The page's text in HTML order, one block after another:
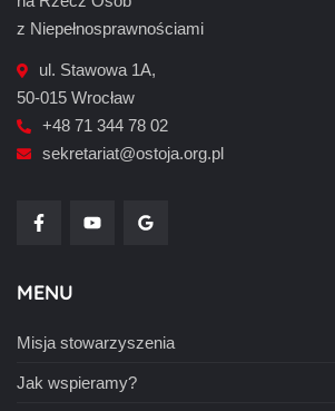
z Niepełnosprawnościami
ul. Stawowa 1A,
50-015 Wrocław
+48 71 344 78 02
sekretariat@ostoja.org.pl
MENU
Misja stowarzyszenia
Jak wspieramy?